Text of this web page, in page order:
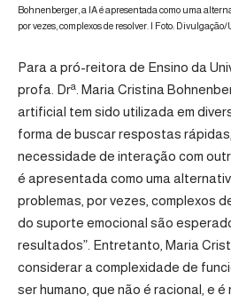
Bohnenberger, a IA é apresentada como uma
por vezes, complexos de resolver. | Foto:
Para a pró-reitora de Ensino da
profa. Dra . Maria Cristina
artificial tem sido utilizada em
forma de buscar respostas
necessidade de interação com
é apresentada como uma
problemas, por vezes, complexos
do suporte emocional são
resultados”. Entretanto, Maria
considerar a complexidade de
ser humano, que não é racional, e é